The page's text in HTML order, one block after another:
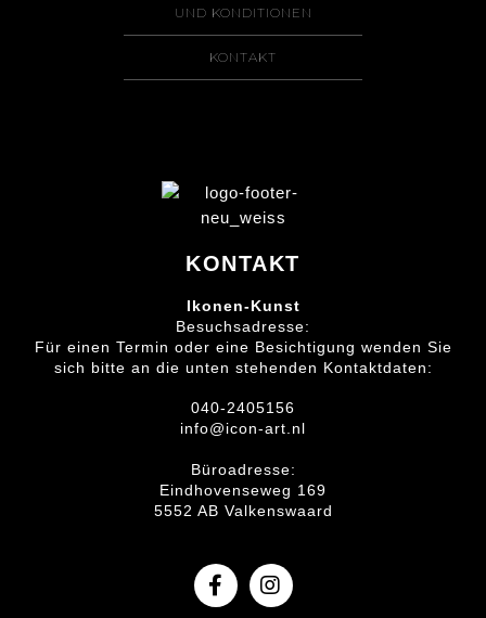
UND KONDITIONEN
KONTAKT
KONTAKT
Ikonen-Kunst
Besuchsadresse:
Für einen Termin oder eine Besichtigung wenden Sie
sich bitte an die unten stehenden Kontaktdaten:
040-2405156
info@icon-art.nl
Büroadresse:
Eindhovenseweg 169
5552 AB Valkenswaard